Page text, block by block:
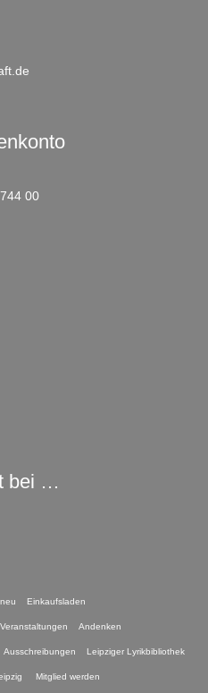
00
bei …
Einkaufsladen
Veranstaltungen Andenken
Ausschreibungen Leipziger Lyrikbibliothek
Mitglied werden